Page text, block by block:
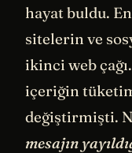
hayat buldu.
sitelerin ve
ikinci web
içeriğin
değiştirmişti.
mesajın